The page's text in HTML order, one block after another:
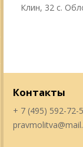
Клин, 32 с.
Контакты
+ 7 (495) 592-72-